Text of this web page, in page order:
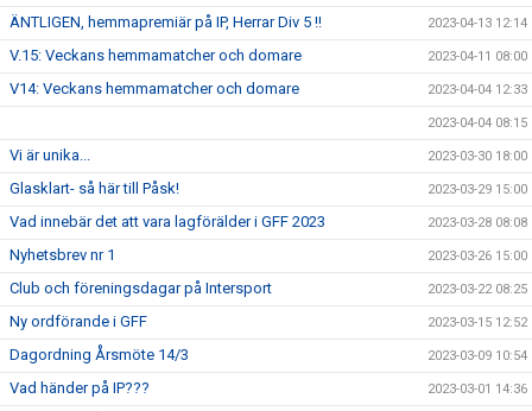
ÄNTLIGEN, hemmapremiär på IP, Herrar Div 5 !! 2023-04-13 12:14
V.15: Veckans hemmamatcher och domare 2023-04-11 08:00
V14: Veckans hemmamatcher och domare 2023-04-04 12:33
2023-04-04 08:15
Vi är unika... 2023-03-30 18:00
Glasklart- så här till Påsk! 2023-03-29 15:00
Vad innebär det att vara lagförälder i GFF 2023 2023-03-28 08:08
Nyhetsbrev nr 1 2023-03-26 15:00
Club och föreningsdagar på Intersport 2023-03-22 08:25
Ny ordförande i GFF 2023-03-15 12:52
Dagordning Årsmöte 14/3 2023-03-09 10:54
Vad händer på IP??? 2023-03-01 14:36